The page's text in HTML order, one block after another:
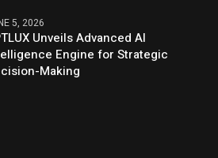
5, 2026
Unveils Advanced AI
Engine for Strategic
Making